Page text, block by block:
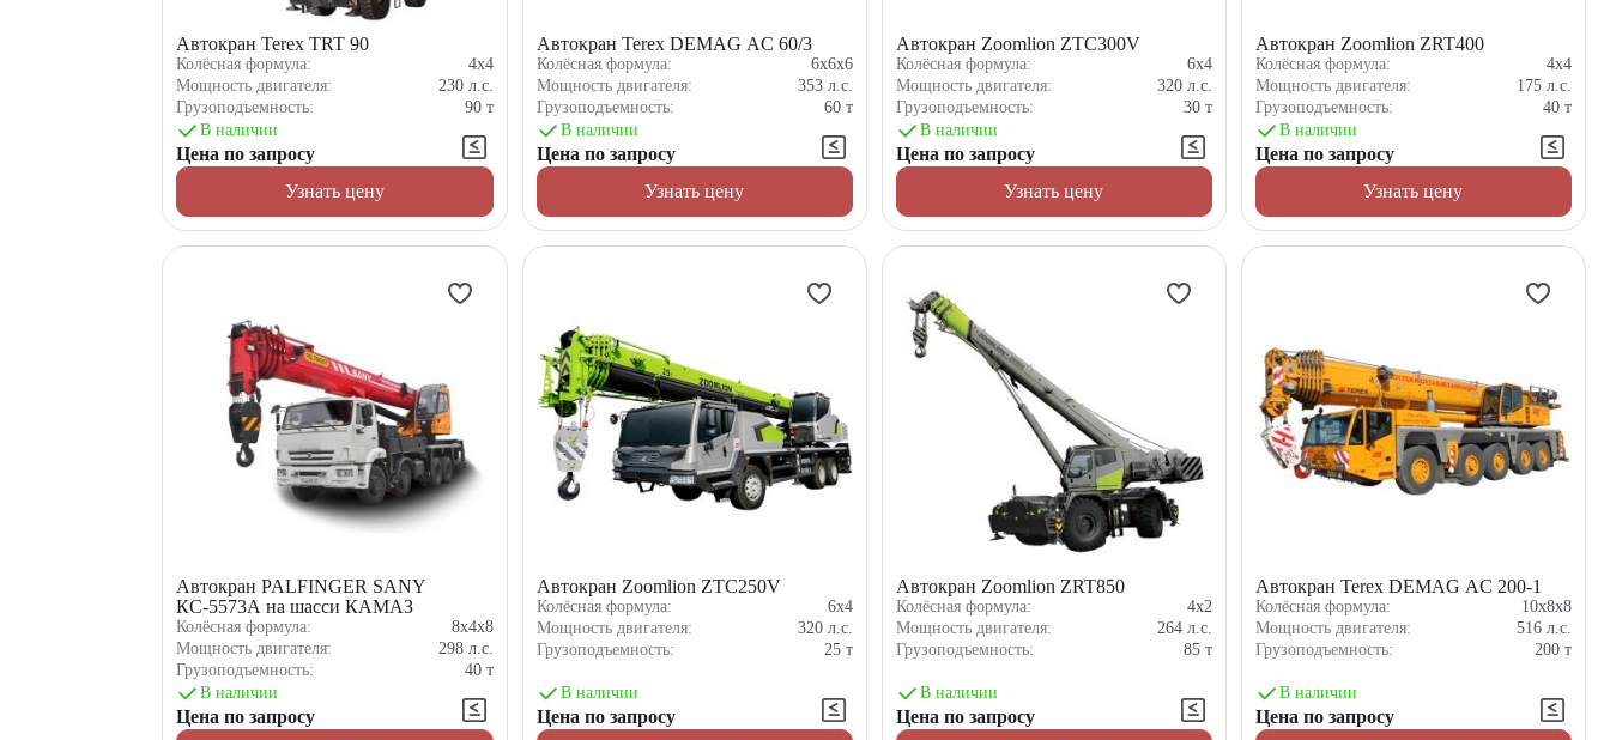
Автокран Terex TRT 90
Колёсная формула:
4x4
Мощность двигателя:
230 л.с.
Грузоподъемность:
90 т
В наличии
Цена по запросу
Узнать цену
Автокран Terex DEMAG AC 60/3
Колёсная формула:
6x6x6
Мощность двигателя:
353 л.с.
Грузоподъемность:
60 т
В наличии
Цена по запросу
Узнать цену
Автокран Zoomlion ZTC300V
Колёсная формула:
6x4
Мощность двигателя:
320 л.с.
Грузоподъемность:
30 т
В наличии
Цена по запросу
Узнать цену
Автокран Zoomlion ZRT400
Колёсная формула:
4x4
Мощность двигателя:
175 л.с.
Грузоподъемность:
40 т
В наличии
Цена по запросу
Узнать цену
Автокран PALFINGER SANY
КС-5573А на шасси КАМАЗ
Колёсная формула:
8x4x8
Мощность двигателя:
298 л.с.
Грузоподъемность:
40 т
В наличии
Цена по запросу
Автокран Zoomlion ZTC250V
Колёсная формула:
6x4
Мощность двигателя:
320 л.с.
Грузоподъемность:
25 т
В наличии
Цена по запросу
Автокран Zoomlion ZRT850
Колёсная формула:
4x2
Мощность двигателя:
264 л.с.
Грузоподъемность:
85 т
В наличии
Цена по запросу
Автокран Terex DEMAG AC 200-1
Колёсная формула:
10x8x8
Мощность двигателя:
516 л.с.
Грузоподъемность:
200 т
В наличии
Цена по запросу